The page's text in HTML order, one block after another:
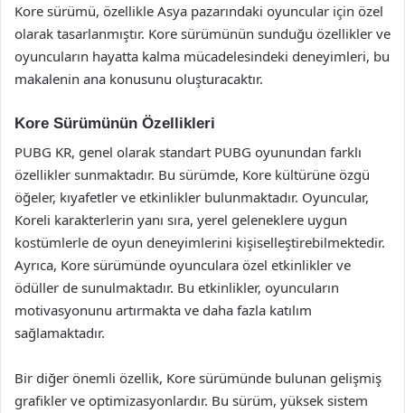
Kore sürümü, özellikle Asya pazarındaki oyuncular için özel
olarak tasarlanmıştır. Kore sürümünün sunduğu özellikler ve
oyuncuların hayatta kalma mücadelesindeki deneyimleri, bu
makalenin ana konusunu oluşturacaktır.
Kore Sürümünün Özellikleri
PUBG KR, genel olarak standart PUBG oyunundan farklı
özellikler sunmaktadır. Bu sürümde, Kore kültürüne özgü
öğeler, kıyafetler ve etkinlikler bulunmaktadır. Oyuncular,
Koreli karakterlerin yanı sıra, yerel geleneklere uygun
kostümlerle de oyun deneyimlerini kişiselleştirebilmektedir.
Ayrıca, Kore sürümünde oyunculara özel etkinlikler ve
ödüller de sunulmaktadır. Bu etkinlikler, oyuncuların
motivasyonunu artırmakta ve daha fazla katılım
sağlamaktadır.
Bir diğer önemli özellik, Kore sürümünde bulunan gelişmiş
grafikler ve optimizasyonlardır. Bu sürüm, yüksek sistem